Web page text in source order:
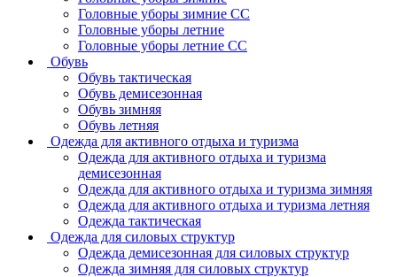
Головные уборы зимние СС
Головные уборы летние
Головные уборы летние СС
Обувь
Обувь тактическая
Обувь демисезонная
Обувь зимняя
Обувь летняя
Одежда для активного отдыха и туризма
Одежда для активного отдыха и туризма
демисезонная
Одежда для активного отдыха и туризма зимняя
Одежда для активного отдыха и туризма летняя
Одежда тактическая
Одежда для силовых структур
Одежда демисезонная для силовых структур
Одежда зимняя для силовых структур